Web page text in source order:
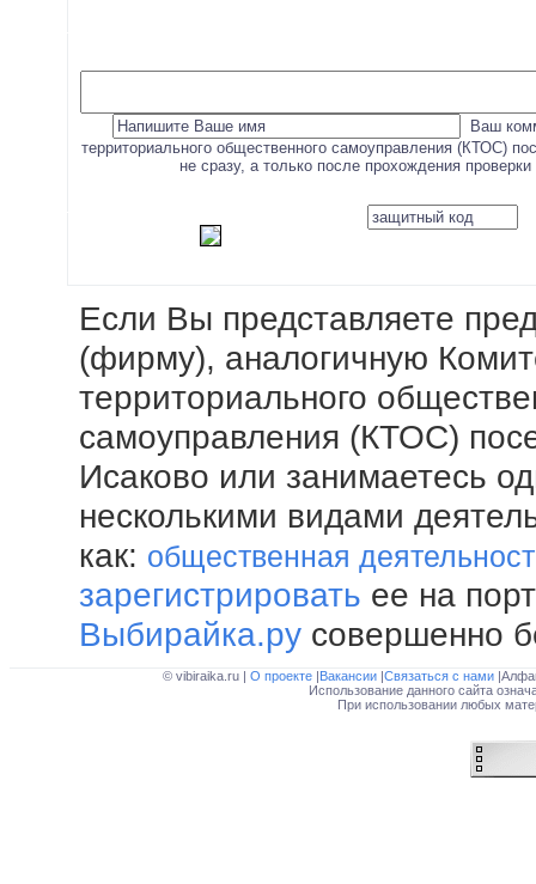
Ваш
территориального общественного самоуправления (КТОС)
не сразу, а только после прохождения
Если Вы представляете
(фирму), аналогичную
территориального
самоуправления (КТОС)
Исаково или занимаетесь
несколькими видами
как: общественная
зарегистрировать ее на
Выбирайка.ру совершенно
© vibiraika.ru | О проекте |Вакансии |Связаться с нами
Использование данного сайта
При использовании любых